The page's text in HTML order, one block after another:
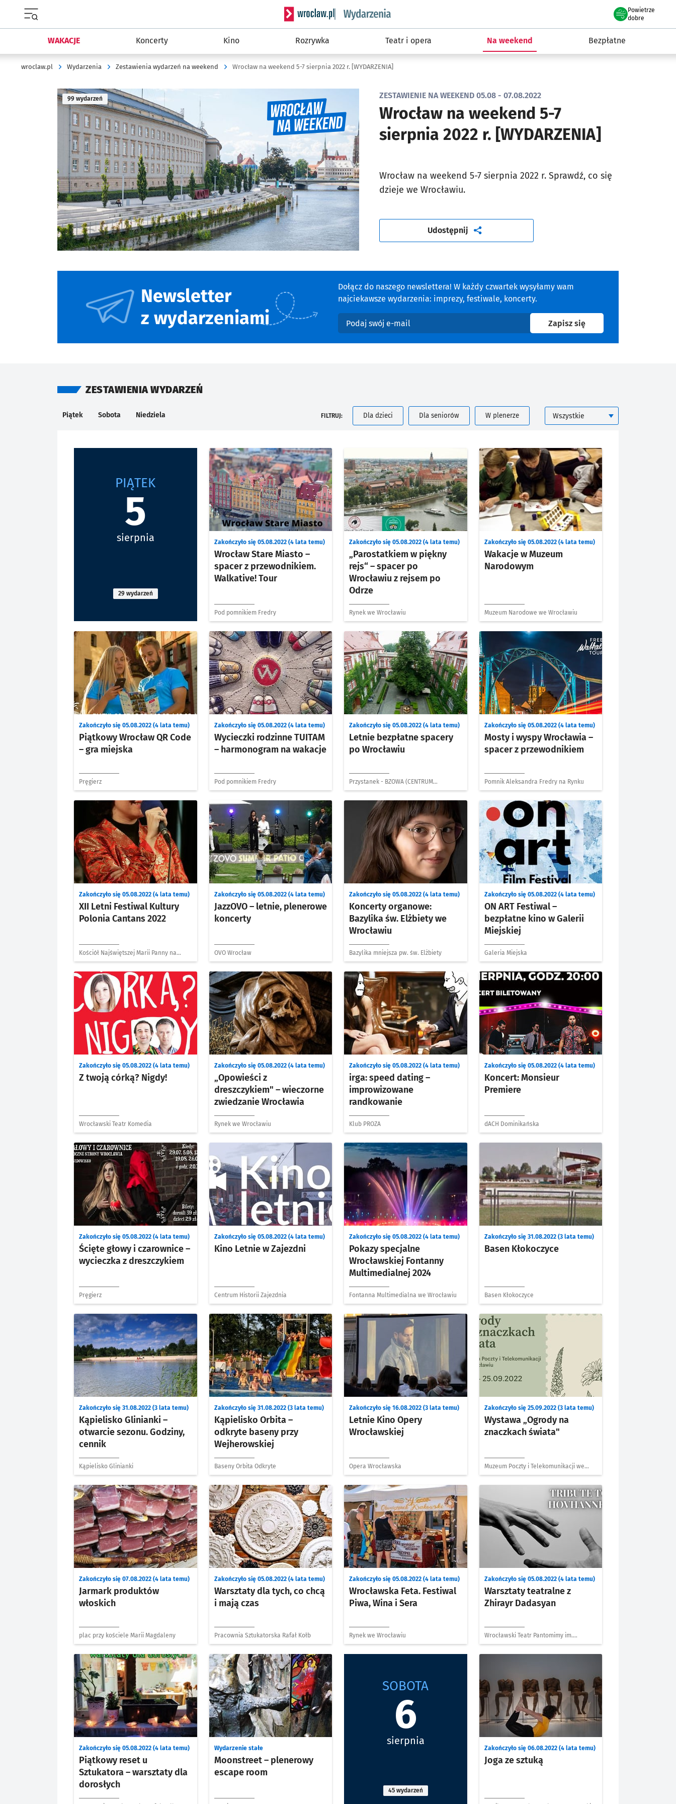
Serwis informacyjny wroclaw.pl podserwis: Wydarzenia
Powietrze
we Wrocławiu
dobre
WAKACJE Koncerty Kino Rozrywka Teatr i opera Na weekend Bezpłatne
wroclaw.pl Wydarzenia Zestawienia wydarzeń na weekend Wrocław na weekend 5-7 sierpnia 2022 r. [WYDARZENIA]
ZESTAWIENIE NA WEEKEND 05.08 - 07.08.2022
Wrocław na weekend 5-7
sierpnia 2022 r. [WYDARZENIA]
99 wydarzeń
Wrocław na weekend 5-7 sierpnia 2022 r. Sprawdź, co się
dzieje we Wrocławiu.
Udostępnijartykuł
Newsletter
z wydarzeniami
Dołącz do naszego newslettera! W każdy czwartek wysyłamy wam
najciekawsze wydarzenia: imprezy, festiwale, koncerty.
Podaj swój e-mail
Zapisz sięna newsletter
ZESTAWIENIA WYDARZEŃ
KalendariumKIEDY
Piątek Sobota Niedziela FILTRUJ: Dla dzieci Dla seniorów W plenerze KATEGORIA
PIĄTEK
5
sierpnia
29 wydarzeń
Wrocław Stare Miasto –
spacer z przewodnikiem.
Walkative! Tour
Zakończyło się 05.08.2022 (4 lata temu)
Pod pomnikiem Fredry
„Parostatkiem w piękny
rejs“ – spacer po
Wrocławiu z rejsem po
Odrze
Zakończyło się 05.08.2022 (4 lata temu)
Rynek we Wrocławiu
Wakacje w Muzeum
Narodowym
Zakończyło się 05.08.2022 (4 lata temu)
Muzeum Narodowe we Wrocławiu
Piątkowy Wrocław QR Code
– gra miejska
Zakończyło się 05.08.2022 (4 lata temu)
Pręgierz
Wycieczki rodzinne TUITAM
– harmonogram na wakacje
Zakończyło się 05.08.2022 (4 lata temu)
Pod pomnikiem Fredry
Letnie bezpłatne spacery
po Wrocławiu
Zakończyło się 05.08.2022 (4 lata temu)
Przystanek - BZOWA (CENTRUM
ZAJEZDNIA)
Mosty i wyspy Wrocławia –
spacer z przewodnikiem
Zakończyło się 05.08.2022 (4 lata temu)
Pomnik Aleksandra Fredry na Rynku
XII Letni Festiwal Kultury
Polonia Cantans 2022
Zakończyło się 05.08.2022 (4 lata temu)
Kościół Najświętszej Marii Panny na
Piasku
JazzOVO – letnie, plenerowe
koncerty
Zakończyło się 05.08.2022 (4 lata temu)
OVO Wrocław
Koncerty organowe:
Bazylika św. Elżbiety we
Wrocławiu
Zakończyło się 05.08.2022 (4 lata temu)
Bazylika mniejsza pw. św. Elżbiety
ON ART Festiwal –
bezpłatne kino w Galerii
Miejskiej
Zakończyło się 05.08.2022 (4 lata temu)
Galeria Miejska
Z twoją córką? Nigdy!
Zakończyło się 05.08.2022 (4 lata temu)
Wrocławski Teatr Komedia
„Opowieści z
dreszczykiem" – wieczorne
zwiedzanie Wrocławia
Zakończyło się 05.08.2022 (4 lata temu)
Rynek we Wrocławiu
irga: speed dating –
improwizowane
randkowanie
Zakończyło się 05.08.2022 (4 lata temu)
Klub PROZA
Koncert: Monsieur
Premiere
Zakończyło się 05.08.2022 (4 lata temu)
dACH Dominikańska
Ścięte głowy i czarownice –
wycieczka z dreszczykiem
Zakończyło się 05.08.2022 (4 lata temu)
Pręgierz
Kino Letnie w Zajezdni
Zakończyło się 05.08.2022 (4 lata temu)
Centrum Historii Zajezdnia
Pokazy specjalne
Wrocławskiej Fontanny
Multimedialnej 2024
Zakończyło się 05.08.2022 (4 lata temu)
Fontanna Multimedialna we Wrocławiu
Basen Kłokoczyce
Zakończyło się 31.08.2022 (3 lata temu)
Basen Kłokoczyce
Kąpielisko Glinianki –
otwarcie sezonu. Godziny,
cennik
Zakończyło się 31.08.2022 (3 lata temu)
Kąpielisko Glinianki
Kąpielisko Orbita –
odkryte baseny przy
Wejherowskiej
Zakończyło się 31.08.2022 (3 lata temu)
Baseny Orbita Odkryte
Letnie Kino Opery
Wrocławskiej
Zakończyło się 16.08.2022 (3 lata temu)
Opera Wrocławska
Wystawa „Ogrody na
znaczkach świata"
Zakończyło się 25.09.2022 (3 lata temu)
Muzeum Poczty i Telekomunikacji we
Wrocławiu
Jarmark produktów
włoskich
Zakończyło się 07.08.2022 (4 lata temu)
plac przy kościele Marii Magdaleny
Warsztaty dla tych, co chcą
i mają czas
Zakończyło się 05.08.2022 (4 lata temu)
Pracownia Sztukatorska Rafał Kołb
Wrocławska Feta. Festiwal
Piwa, Wina i Sera
Zakończyło się 05.08.2022 (4 lata temu)
Rynek we Wrocławiu
Warsztaty teatralne z
Zhirayr Dadasyan
Zakończyło się 05.08.2022 (4 lata temu)
Wrocławski Teatr Pantomimy im.
Henryka Tomaszewskiego
Piątkowy reset u
Sztukatora – warsztaty dla
dorosłych
Zakończyło się 05.08.2022 (4 lata temu)
Moonstreet – plenerowy
escape room
Wydarzenie stałe
SOBOTA
6
sierpnia
45 wydarzeń
Joga ze sztuką
Zakończyło się 06.08.2022 (4 lata temu)